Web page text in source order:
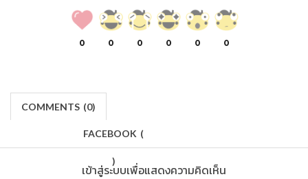
0 0 0 0 0 0
COMMENTS (0)
FACEBOOK (
)
เข้าสู่ระบบเพื่อแสดงความคิดเห็น